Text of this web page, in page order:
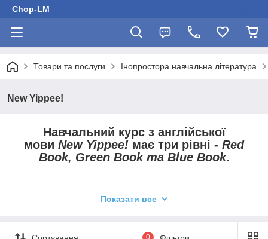
Chop-LM
Товари та послуги Інопростора навчальна література
New Yippee!
Навчальний курс з англійської
мови New Yippee! має три рівні - Red
Book, Green Book та Blue Book.
В основі курсу лежить мультисенсорний підхід -
Показати все
0